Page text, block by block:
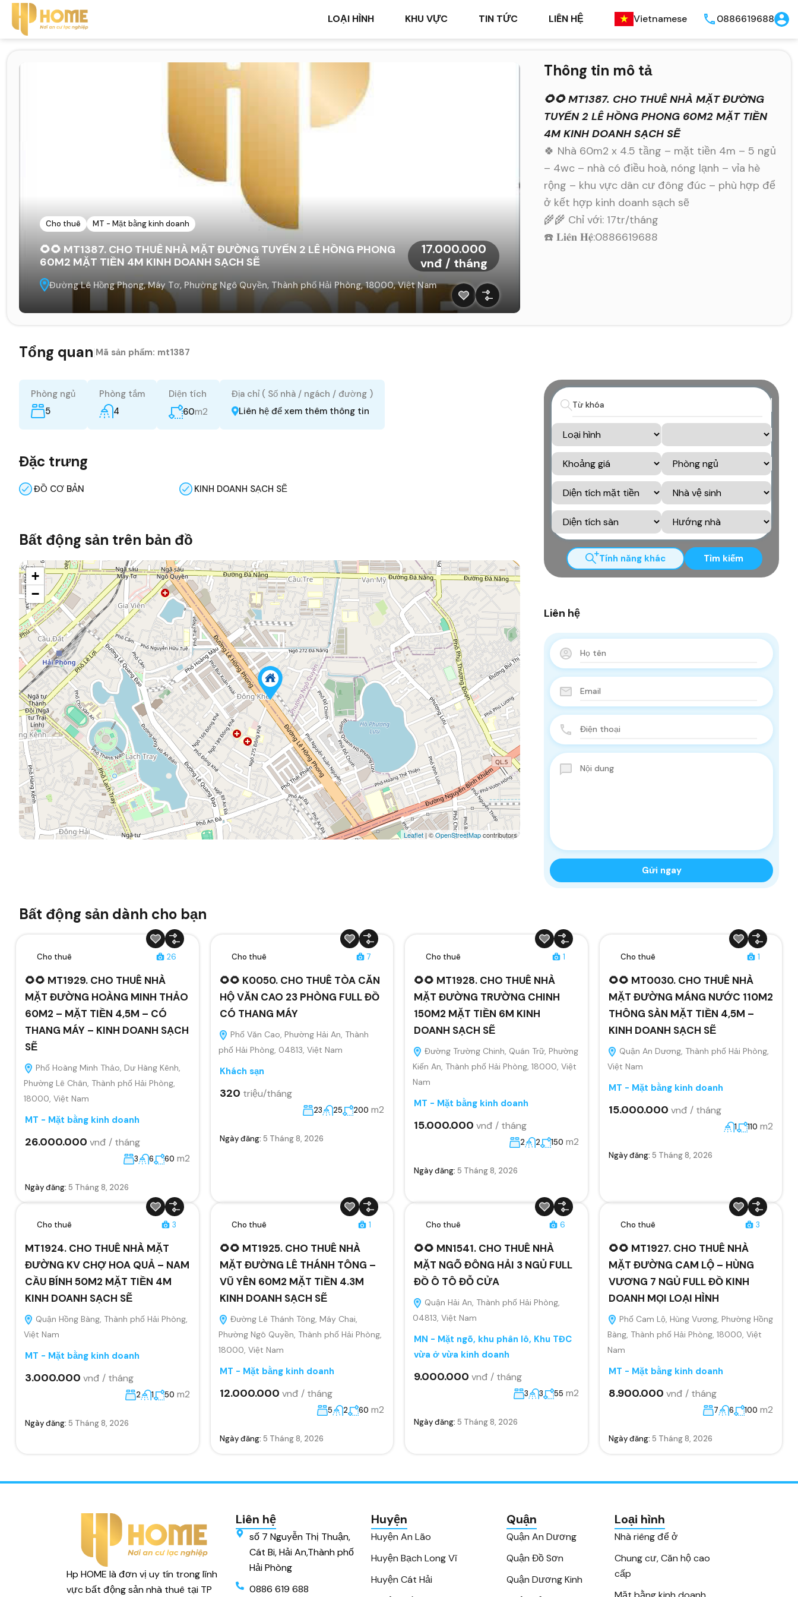
LOẠI HÌNH KHU VỰC TIN TỨC LIÊN HỆ Vietnamese 0886619688
Cho thuê MT - Mặt bằng kinh doanh
🌻🌻 MT1387. CHO THUÊ NHÀ MẶT ĐƯỜNG TUYẾN 2 LÊ HỒNG PHONG
60M2 MẶT TIỀN 4M KINH DOANH SẠCH SẼ
17.000.000
vnđ / tháng
Đường Lê Hồng Phong, Máy Tơ, Phường Ngô Quyền, Thành phố Hải Phòng, 18000, Việt Nam
Thông tin mô tả
🌻🌻 MT1387. CHO THUÊ NHÀ MẶT ĐƯỜNG
TUYẾN 2 LÊ HỒNG PHONG 60M2 MẶT TIỀN
4M KINH DOANH SẠCH SẼ
🍀 Nhà 60m2 x 4.5 tầng – mặt tiền 4m – 5 ngủ
– 4wc – nhà có điều hoà, nóng lạnh – vỉa hè
rộng – khu vực dân cư đông đúc – phù hợp để
ở kết hợp kinh doanh sạch sẽ
🌾🌾 Chỉ với: 17tr/tháng
☎️ 𝐋𝐢𝐞̂𝐧 𝐇𝐞̣̂:0886619688
Tổng quan Mã sản phẩm: mt1387
Phòng ngủ
5
Phòng tắm
4
Diện tích
60m2
Địa chỉ ( Số nhà / ngách / đường )
Liên hệ để xem thêm thông tin
Đặc trưng
ĐỒ CƠ BẢN KINH DOANH SẠCH SẼ
Bất động sản trên bản đồ
+
−
Leaflet | ©OpenStreetMapcontributors
Tính năng khác Tìm kiếm
Liên hệ
Bất động sản dành cho bạn
Cho thuê 26
🌻🌻 MT1929. CHO THUÊ NHÀ
MẶT ĐƯỜNG HOÀNG MINH THẢO
60M2 – MẶT TIỀN 4,5M – CÓ
THANG MÁY – KINH DOANH SẠCH
SẼ
Phố Hoàng Minh Thảo, Dư Hàng Kênh,
Phường Lê Chân, Thành phố Hải Phòng,
18000, Việt Nam
MT - Mặt bằng kinh doanh
26.000.000 vnđ / tháng
3 6 60 m2
Ngày đăng: 5 Tháng 8, 2026
Cho thuê 7
🌻🌻 K0050. CHO THUÊ TÒA CĂN
HỘ VĂN CAO 23 PHÒNG FULL ĐỒ
CÓ THANG MÁY
Phố Văn Cao, Phường Hải An, Thành
phố Hải Phòng, 04813, Việt Nam
Khách sạn
320 triệu/tháng
23 25 200 m2
Ngày đăng: 5 Tháng 8, 2026
Cho thuê 1
🌻🌻 MT1928. CHO THUÊ NHÀ
MẶT ĐƯỜNG TRƯỜNG CHINH
150M2 MẶT TIỀN 6M KINH
DOANH SẠCH SẼ
Đường Trường Chinh, Quán Trữ, Phường
Kiến An, Thành phố Hải Phòng, 18000, Việt
Nam
MT - Mặt bằng kinh doanh
15.000.000 vnđ / tháng
2 2 150 m2
Ngày đăng: 5 Tháng 8, 2026
Cho thuê 1
🌻🌻 MT0030. CHO THUÊ NHÀ
MẶT ĐƯỜNG MÁNG NƯỚC 110M2
THÔNG SÀN MẶT TIỀN 4,5M –
KINH DOANH SẠCH SẼ
Quận An Dương, Thành phố Hải Phòng,
Việt Nam
MT - Mặt bằng kinh doanh
15.000.000 vnđ / tháng
1 110 m2
Ngày đăng: 5 Tháng 8, 2026
Cho thuê 3
MT1924. CHO THUÊ NHÀ MẶT
ĐƯỜNG KV CHỢ HOA QUẢ – NAM
CẦU BÍNH 50M2 MẶT TIỀN 4M
KINH DOANH SẠCH SẼ
Quận Hồng Bàng, Thành phố Hải Phòng,
Việt Nam
MT - Mặt bằng kinh doanh
3.000.000 vnđ / tháng
2 1 50 m2
Ngày đăng: 5 Tháng 8, 2026
Cho thuê 1
🌻🌻 MT1925. CHO THUÊ NHÀ
MẶT ĐƯỜNG LÊ THÁNH TÔNG –
VŨ YÊN 60M2 MẶT TIỀN 4.3M
KINH DOANH SẠCH SẼ
Đường Lê Thánh Tông, Máy Chai,
Phường Ngô Quyền, Thành phố Hải Phòng,
18000, Việt Nam
MT - Mặt bằng kinh doanh
12.000.000 vnđ / tháng
5 2 60 m2
Ngày đăng: 5 Tháng 8, 2026
Cho thuê 6
🌻🌻 MN1541. CHO THUÊ NHÀ
MẶT NGÕ ĐÔNG HẢI 3 NGỦ FULL
ĐỒ Ô TÔ ĐỖ CỬA
Quận Hải An, Thành phố Hải Phòng,
04813, Việt Nam
MN - Mặt ngõ, khu phân lô, Khu TĐC
vừa ở vừa kinh doanh
9.000.000 vnđ / tháng
3 3 55 m2
Ngày đăng: 5 Tháng 8, 2026
Cho thuê 3
🌻🌻 MT1927. CHO THUÊ NHÀ
MẶT ĐƯỜNG CAM LỘ – HÙNG
VƯƠNG 7 NGỦ FULL ĐỒ KINH
DOANH MỌI LOẠI HÌNH
Phố Cam Lộ, Hùng Vương, Phường Hồng
Bàng, Thành phố Hải Phòng, 18000, Việt
Nam
MT - Mặt bằng kinh doanh
8.900.000 vnđ / tháng
7 6 100 m2
Ngày đăng: 5 Tháng 8, 2026
Hp HOME là đơn vị uy tín trong lĩnh
vực bất động sản nhà thuê tại TP
Liên hệ
số 7 Nguyễn Thị Thuận,
Cát Bi, Hải An,Thành phố
Hải Phòng
0886 619 688
Huyện
Huyện An Lão
Huyện Bạch Long Vĩ
Huyện Cát Hải
Quận
Quận An Dương
Quận Đồ Sơn
Quận Dương Kinh
Loại hình
Nhà riêng để ở
Chung cư, Căn hộ cao
cấp